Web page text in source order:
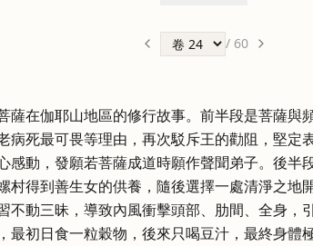
/ 60
薩在伽耶山地區的修行故事。前半段是菩薩
病死最可畏等理由，再次駁斥王的勸阻，堅定
感動，發願若菩薩成道時願作聲聞弟子。後半
村得到善生女的供養，隨後選擇一處清淨之地
不動三昧，導致內風衝擊頭部、肋間、全身，
最初日食一粒穀物，後來只喝豆汁，最終身體